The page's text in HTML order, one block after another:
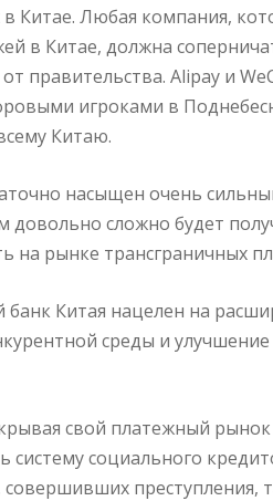
Китае. Любая компания,
в Китае, должна
правительства. Alipay и
игроками в
Китаю.
насыщен очень
сложно будет
на рынке трансграничных
Китая нацелен на
среды и
свой платежный
систему социального
преступления,